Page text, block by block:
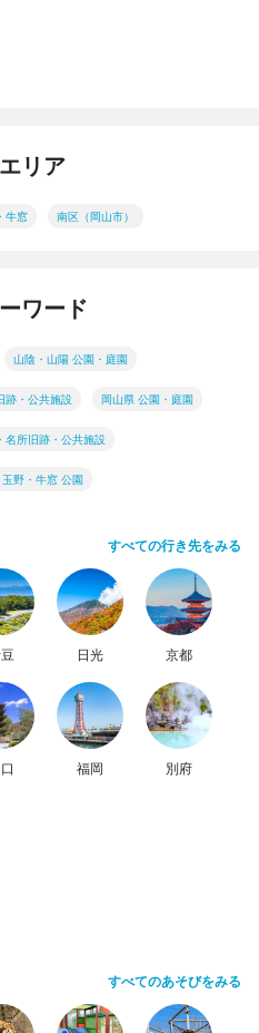
リア
牛窓 南区（岡山市）
ワード
山陰・山陽 公園・庭園
跡・公共施設 岡山県 公園・庭園
名所旧跡・公共施設
野・牛窓 公園
すべての行き先をみる
日光 京都
福岡 別府
すべてのあそびをみる